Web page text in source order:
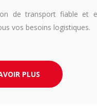
de transport fiable et
vos besoins logistiques.
PLUS